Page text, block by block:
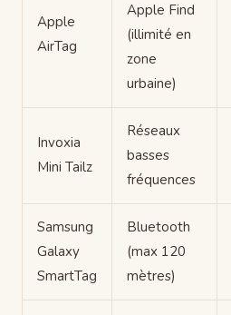
Apple
AirTag
Apple Find
(illimité en
zone
urbaine)
Invoxia
Mini Tailz
Réseaux
basses
fréquences
Samsung
Galaxy
SmartTag
Bluetooth
(max 120
mètres)